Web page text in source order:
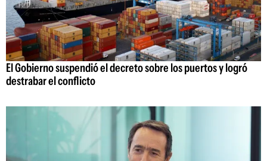
El Gobierno suspendió el decreto sobre los puertos y logró
destrabar el conflicto